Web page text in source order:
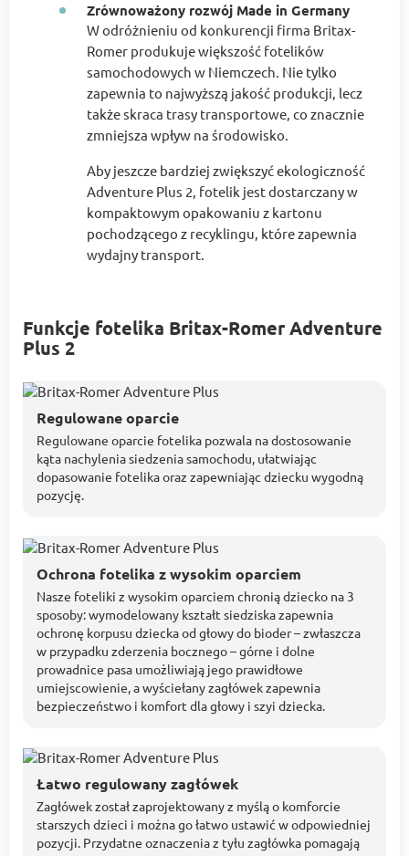
Zrównoważony rozwój Made in Germany
W odróżnieniu od konkurencji firma Britax-
Romer produkuje większość fotelików
samochodowych w Niemczech. Nie tylko
zapewnia to najwyższą jakość produkcji, lecz
także skraca trasy transportowe, co znacznie
zmniejsza wpływ na środowisko.
Aby jeszcze bardziej zwiększyć ekologiczność
Adventure Plus 2, fotelik jest dostarczany w
kompaktowym opakowaniu z kartonu
pochodzącego z recyklingu, które zapewnia
wydajny transport.
Funkcje fotelika Britax-Romer Adventure
Plus 2
Regulowane oparcie
Regulowane oparcie fotelika pozwala na dostosowanie
kąta nachylenia siedzenia samochodu, ułatwiając
dopasowanie fotelika oraz zapewniając dziecku wygodną
pozycję.
Ochrona fotelika z wysokim oparciem
Nasze foteliki z wysokim oparciem chronią dziecko na 3
sposoby: wymodelowany kształt siedziska zapewnia
ochronę korpusu dziecka od głowy do bioder – zwłaszcza
w przypadku zderzenia bocznego – górne i dolne
prowadnice pasa umożliwiają jego prawidłowe
umiejscowienie, a wyściełany zagłówek zapewnia
bezpieczeństwo i komfort dla głowy i szyi dziecka.
Łatwo regulowany zagłówek
Zagłówek został zaprojektowany z myślą o komforcie
starszych dzieci i można go łatwo ustawić w odpowiedniej
pozycji. Przydatne oznaczenia z tyłu zagłówka pomagają